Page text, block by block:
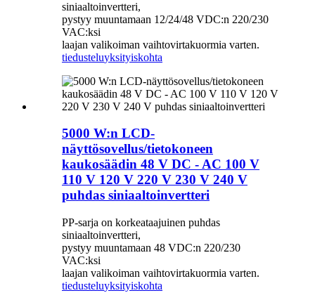
siniaaltoinvertteri,
pystyy muuntamaan 12/24/48 VDC:n 220/230
VAC:ksi
laajan valikoiman vaihtovirtakuormia varten.
tiedusteluyksityiskohta
5000 W:n LCD-
näyttösovellus/tietokoneen
kaukosäädin 48 V DC - AC 100 V
110 V 120 V 220 V 230 V 240 V
puhdas siniaaltoinvertteri
PP-sarja on korkeataajuinen puhdas
siniaaltoinvertteri,
pystyy muuntamaan 48 VDC:n 220/230
VAC:ksi
laajan valikoiman vaihtovirtakuormia varten.
tiedusteluyksityiskohta